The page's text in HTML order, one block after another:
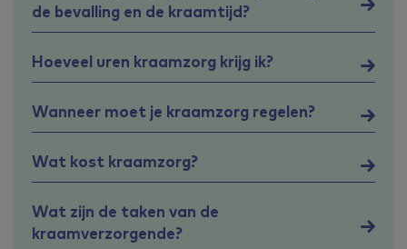
de bevalling en de kraamtijd?
Hoeveel uren kraamzorg krijg ik?
Wanneer moet je kraamzorg regelen?
Wat kost kraamzorg?
Wat zijn de taken van de
kraamverzorgende?